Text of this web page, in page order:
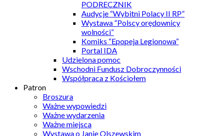
PODRECZNIK
Audycje “Wybitni Polacy II RP”
Wystawa “Polscy orędownicy
wolności”
Komiks “Epopeja Legionowa”
Portal IDA
Udzielona pomoc
Wschodni Fundusz Dobroczynności
Współpraca z Kościołem
Patron
Broszura
Ważne wypowiedzi
Ważne wydarzenia
Ważne miejsca
Wystawa o Janie Olszewskim